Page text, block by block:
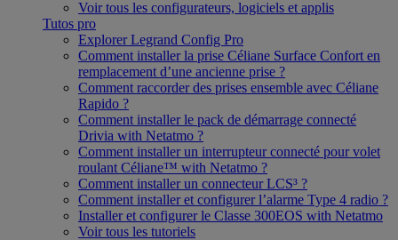
Voir tous les configurateurs, logiciels et applis
Tutos pro
Explorer Legrand Config Pro
Comment installer la prise Céliane Surface Confort en
remplacement d’une ancienne prise ?
Comment raccorder des prises ensemble avec Céliane
Rapido ?
Comment installer le pack de démarrage connecté
Drivia with Netatmo ?
Comment installer un interrupteur connecté pour volet
roulant Céliane™ with Netatmo ?
Comment installer un connecteur LCS³ ?
Comment installer et configurer l’alarme Type 4 radio ?
Installer et configurer le Classe 300EOS with Netatmo
Voir tous les tutoriels